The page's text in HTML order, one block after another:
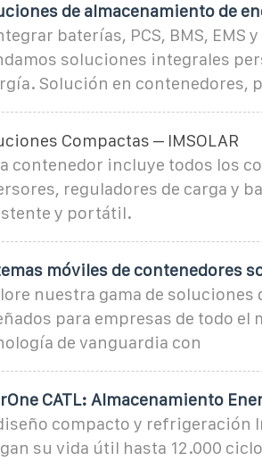
de almacenamiento de
baterías, PCS, BMS,
soluciones integrales
Solución en contenedores,
Compactas – IMSOLAR
contenedor incluye todos los
reguladores de carga y
y portátil.
móviles de contenedores
nuestra gama de
para empresas de todo
de vanguardia con
CATL: Almacenamiento
compacto y refrigeración
su vida útil hasta 12.000